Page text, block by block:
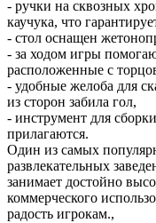
- ручки на сквозных
каучука, что
- стол оснащен
- за ходом игры
расположенные с
- удобные желоба для
из сторон забила гол,
- инструмент для
прилагаются.
Один из самых
развлекательных
занимает достойно
коммерческого
радость игрокам.,